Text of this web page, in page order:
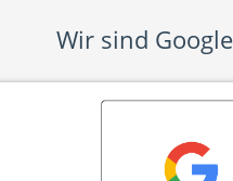
Wir sind